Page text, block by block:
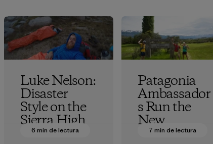
Luke Nelson:
Disaster
Style on the
Sierra High
Route
6 min de lectura
Patagonia
Ambassador
s Run the
New
Patagonia
7 min de lectura